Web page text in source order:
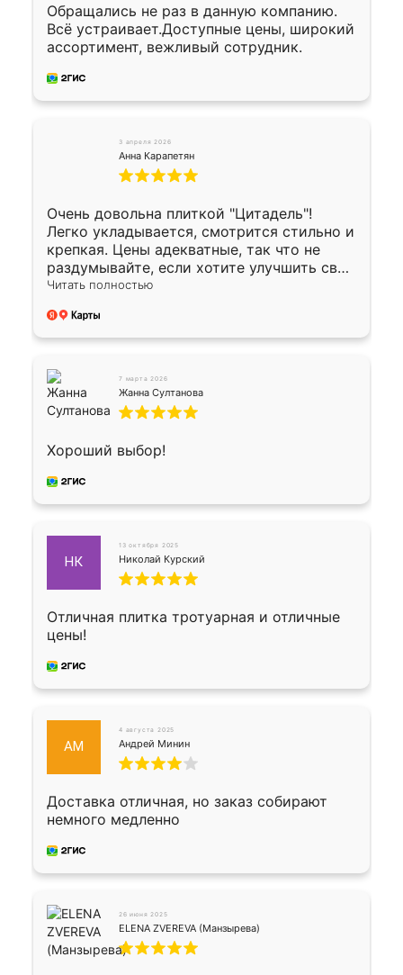
Обращались не раз в данную компанию.
Всё устраивает.Доступные цены, широкий
ассортимент, вежливый сотрудник.
3 апреля 2026
Анна Карапетян
Очень довольна плиткой "Цитадель"!
Легко укладывается, смотрится стильно и
крепкая. Цены адекватные, так что не
раздумывайте, если хотите улучшить свой
двор!
Читать полностью
7 марта 2026
Жанна Султанова
Хороший выбор!
НК
13 октября 2025
Николай Курский
Отличная плитка тротуарная и отличные
цены!
АМ
4 августа 2025
Андрей Минин
Доставка отличная, но заказ собирают
немного медленно
26 июня 2025
ELENA ZVEREVA (Манзырева)